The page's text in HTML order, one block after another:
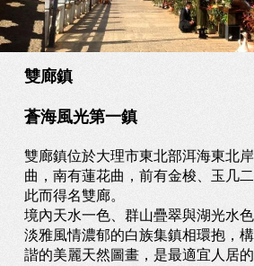
雙廊鎮
蒼海風光第一鎮
雙廊鎮位於大理市東北部洱海東北
曲，南有蓮花曲，前有金梭、玉几
此而得名雙廊。
境內天水一色、群山疊翠與湖光水
淡雅風情濃郁的白族集鎮相環抱，
諧的美麗天然圖畫，是最適宜人居